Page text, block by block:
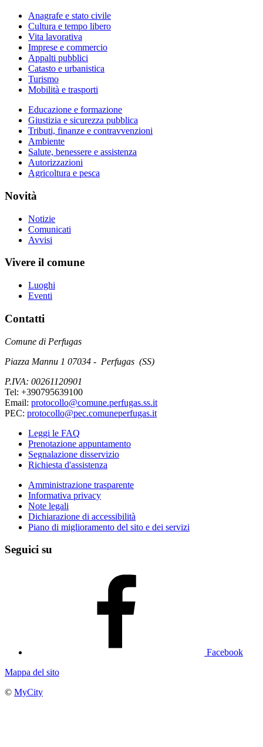
Anagrafe e stato civile
Cultura e tempo libero
Vita lavorativa
Imprese e commercio
Appalti pubblici
Catasto e urbanistica
Turismo
Mobilità e trasporti
Educazione e formazione
Giustizia e sicurezza pubblica
Tributi, finanze e contravvenzioni
Ambiente
Salute, benessere e assistenza
Autorizzazioni
Agricoltura e pesca
Novità
Notizie
Comunicati
Avvisi
Vivere il comune
Luoghi
Eventi
Contatti
Comune di Perfugas
Piazza Mannu 1 07034 - Perfugas (SS)
P.IVA: 00261120901
Tel: +390795639100
Email: protocollo@comune.perfugas.ss.it
PEC: protocollo@pec.comuneperfugas.it
Leggi le FAQ
Prenotazione appuntamento
Segnalazione disservizio
Richiesta d'assistenza
Amministrazione trasparente
Informativa privacy
Note legali
Dichiarazione di accessibilità
Piano di miglioramento del sito e dei servizi
Seguici su
Facebook
Mappa del sito
© MyCity